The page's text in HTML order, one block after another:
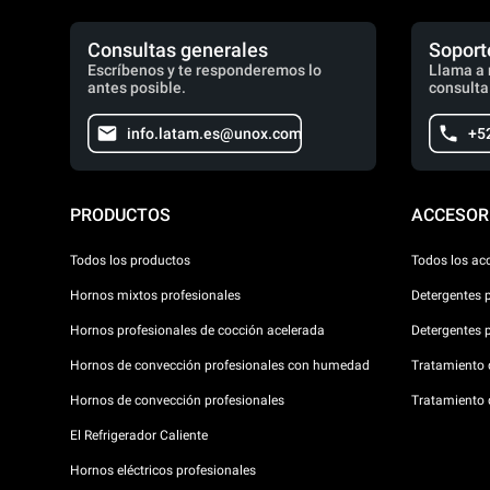
Consultas generales
Escríbenos y te responderemos lo
antes posible.
info.latam.es@unox.com
Llama a
PRODUCTOS
Todos los productos
Hornos mixtos profesionales
Hornos profesionales de cocción acelerada
Hornos de convección profesionales con humedad
Hornos de convección profesionales
El Refrigerador Caliente
Hornos eléctricos profesionales
Todos los
Detergentes
Detergentes
Tratamiento
Tratamiento